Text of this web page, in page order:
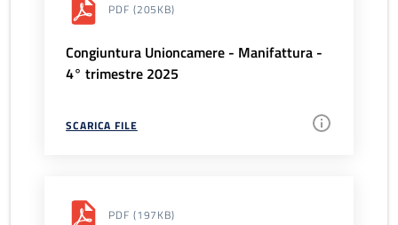
PDF (205KB)
Congiuntura Unioncamere - Manifattura -
4° trimestre 2025
SCARICA FILE
PDF (197KB)